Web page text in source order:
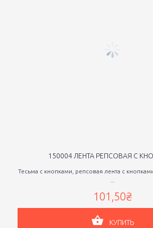
150004 ЛЕНТА РЕПСОВАЯ С
Тесьма с кнопками, репсовая лента с
101,50₴
КУПИТЬ